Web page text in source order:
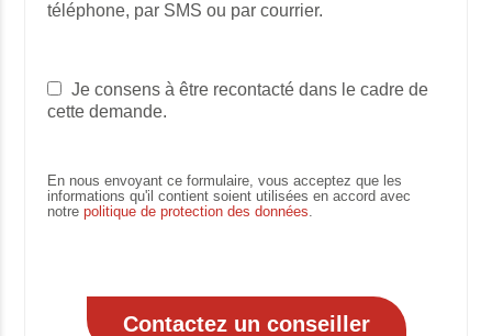
téléphone, par SMS ou par courrier.
Je consens à être recontacté dans le cadre de
cette demande.
En nous envoyant ce formulaire, vous acceptez que les
informations qu'il contient soient utilisées en accord avec
notrepolitique de protection des données.